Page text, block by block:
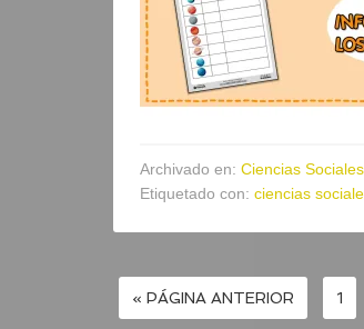
Archivado en: Ciencias Sociales
Etiquetado con: ciencias
« PÁGINA ANTERIOR 1